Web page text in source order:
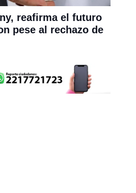
reafirma el futuro
pese al rechazo de